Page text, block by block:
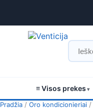
≡ Visos prekes
Pradžia / Oro kondicionieriai /